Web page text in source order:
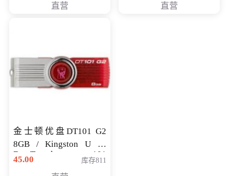
直营 直营
金士顿优盘DT101 G2
8GB / Kingston U 盘
DataTraveler 101
Generati
45.00 库存811